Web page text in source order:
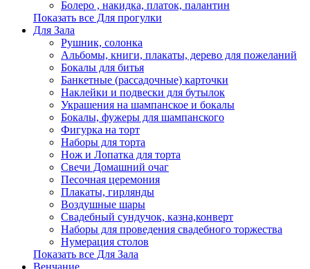
Болеро , накидка, платок, палантин
Показать все Для прогулки
Для Зала
Рушник, солонка
Альбомы, книги, плакаты, дерево для пожеланий
Бокалы для битья
Банкетные (рассадочные) карточки
Наклейки и подвески для бутылок
Украшения на шампанское и бокалы
Бокалы, фужеры для шампанского
Фигурка на торт
Наборы для торта
Нож и Лопатка для торта
Свечи Домашний очаг
Песочная церемония
Плакаты, гирлянды
Воздушные шары
Свадебный сундучок, казна,конверт
Наборы для проведения свадебного торжества
Нумерация столов
Показать все Для Зала
Венчание